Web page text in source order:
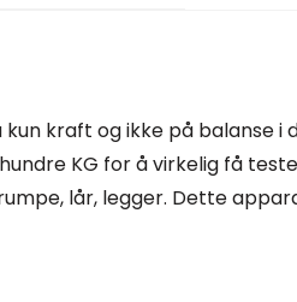
kraft og ikke på balanse i
KG for å virkelig få
lår, legger. Dette